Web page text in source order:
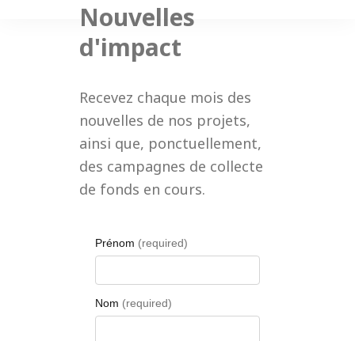
Nouvelles
d'impact
Recevez chaque mois des
nouvelles de nos projets,
ainsi que, ponctuellement,
des campagnes de collecte
de fonds en cours.